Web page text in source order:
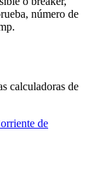
número de
calculadoras de
de